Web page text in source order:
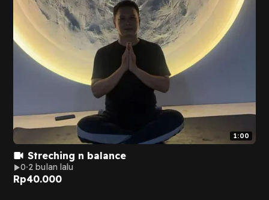
1:00
Streching n balance
0 2 bulan lalu
Rp40.000